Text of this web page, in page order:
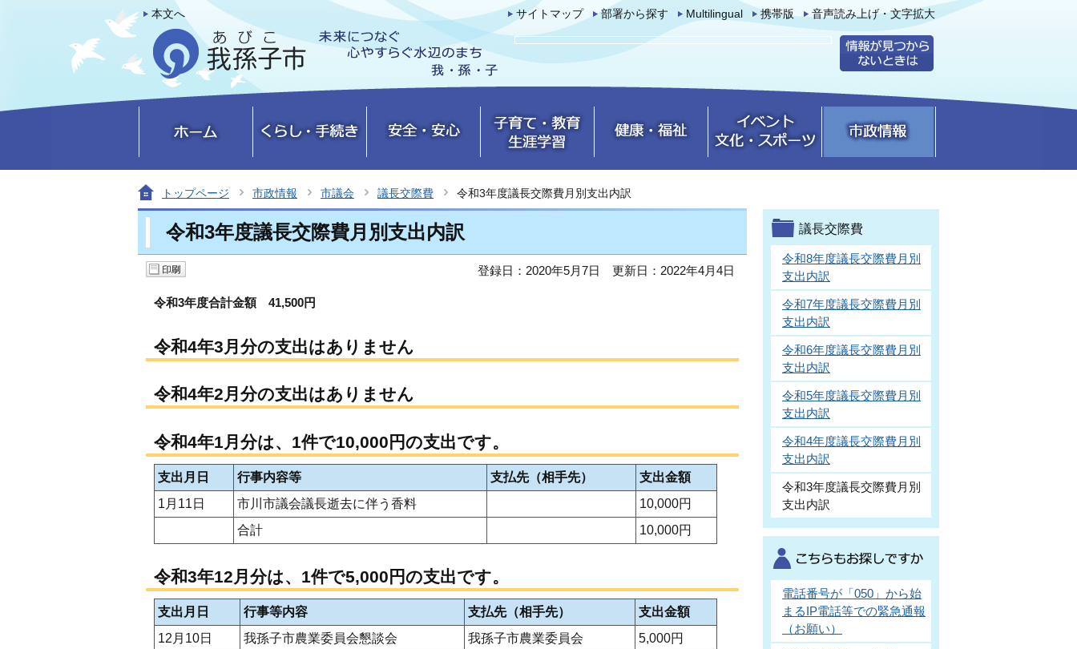
本文へ サイトマップ 部署から探す Multilingual 携帯版 音声読み上げ・文字拡大
トップページ 市政情報 市議会 議長交際費 令和3年度議長交際費月別支出内訳
令和3年度議長交際費月別支出内訳
登録日：2020年5月7日 更新日：2022年4月4日
令和3年度合計金額 41,500円
令和4年3月分の支出はありません
令和4年2月分の支出はありません
令和4年1月分は、1件で10,000円の支出です。
支出月日 行事内容等 支払先（相手先）
支出金額
1月11日
市川市議会議長逝去に伴う香料
10,000円
合計
10,000円
令和3年12月分は、1件で5,000円の支出です。
支出月日 行事等内容 支払先（相手先）
支出金額
12月10日
我孫子市農業委員会懇談会 我孫子市農業委員会
5,000円
議長交際費
令和8年度議長交際費月別
支出内訳
令和7年度議長交際費月別
支出内訳
令和6年度議長交際費月別
支出内訳
令和5年度議長交際費月別
支出内訳
令和4年度議長交際費月別
支出内訳
令和3年度議長交際費月別
支出内訳
電話番号が「050」から始
まるIP電話等での緊急通報
（お願い）